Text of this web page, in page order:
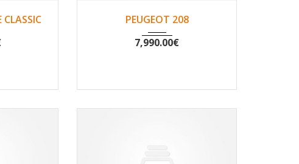
90000 2013 Non 120885
PEUGEOT 208
7,990.00€